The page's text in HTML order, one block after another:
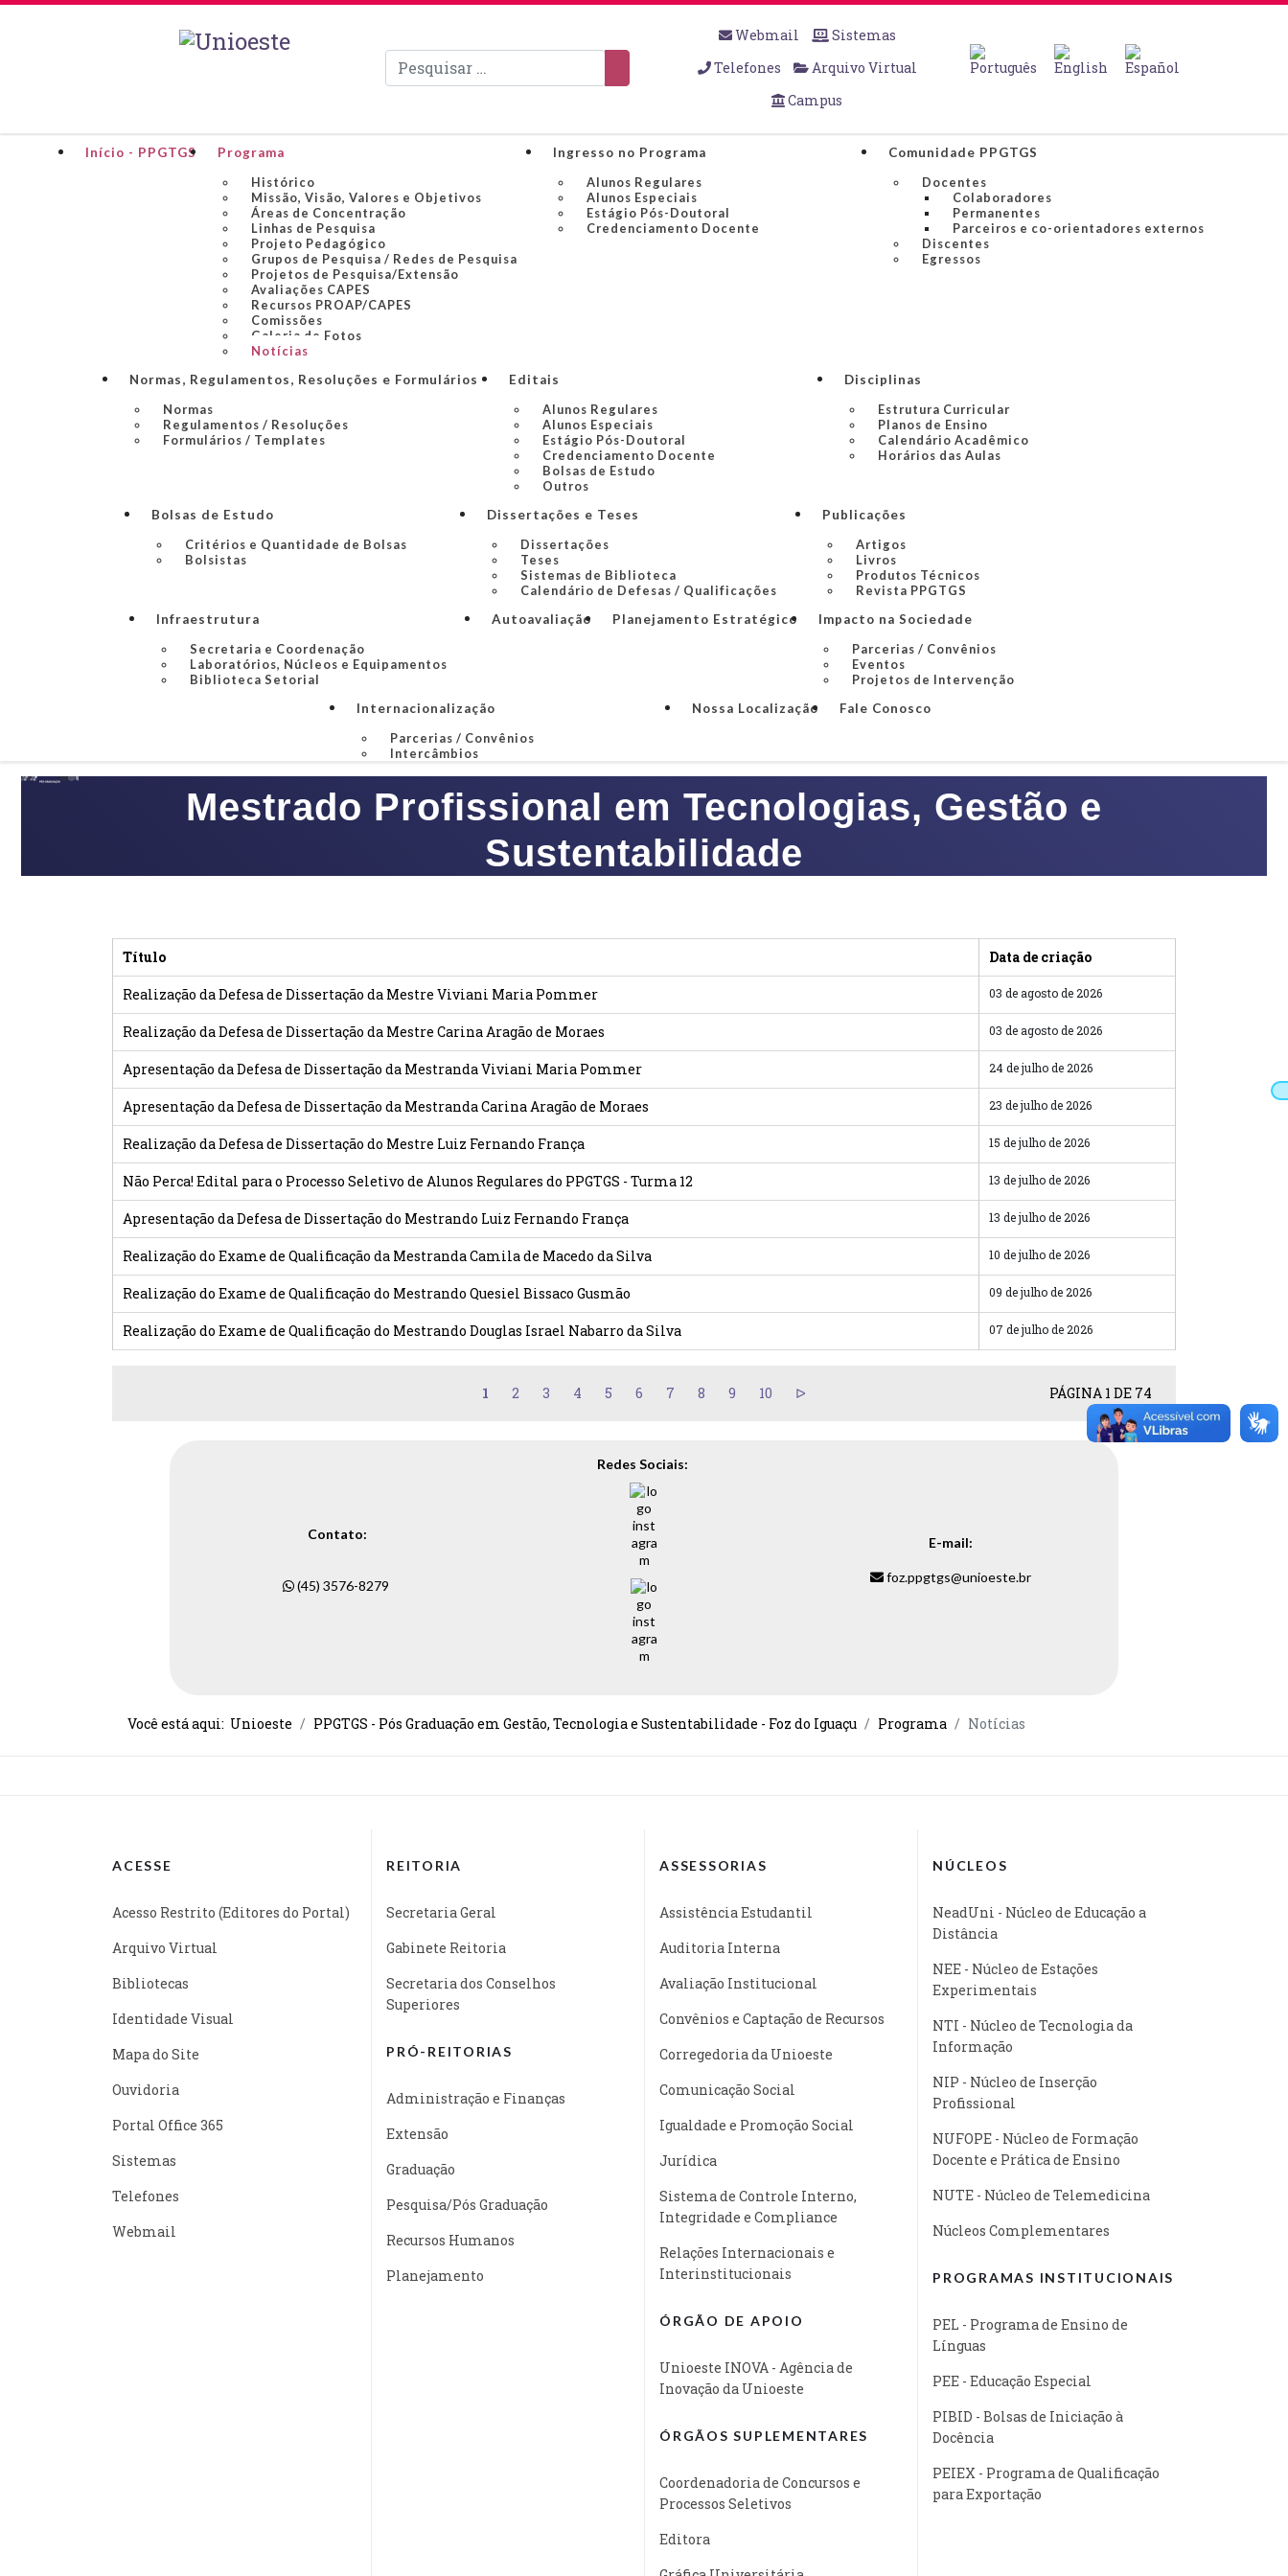
Pesquisar
Webmail
Sistemas
Telefones
Arquivo Virtual
Campus
Início - PPGTGS
Programa
Histórico
Missão, Visão, Valores e Objetivos
Áreas de Concentração
Linhas de Pesquisa
Projeto Pedagógico
Grupos de Pesquisa / Redes de Pesquisa
Projetos de Pesquisa/Extensão
Avaliações CAPES
Recursos PROAP/CAPES
Comissões
Galeria de Fotos
Notícias
Ingresso no Programa
Alunos Regulares
Alunos Especiais
Estágio Pós-Doutoral
Credenciamento Docente
Comunidade PPGTGS
Docentes
Colaboradores
Permanentes
Parceiros e co-orientadores externos
Discentes
Egressos
Normas, Regulamentos, Resoluções e Formulários
Normas
Regulamentos / Resoluções
Formulários / Templates
Editais
Alunos Regulares
Alunos Especiais
Estágio Pós-Doutoral
Credenciamento Docente
Bolsas de Estudo
Outros
Disciplinas
Estrutura Curricular
Planos de Ensino
Calendário Acadêmico
Horários das Aulas
Bolsas de Estudo
Critérios e Quantidade de Bolsas
Bolsistas
Dissertações e Teses
Dissertações
Teses
Sistemas de Biblioteca
Calendário de Defesas / Qualificações
Publicações
Artigos
Livros
Produtos Técnicos
Revista PPGTGS
Infraestrutura
Secretaria e Coordenação
Laboratórios, Núcleos e Equipamentos
Biblioteca Setorial
Autoavaliação Planejamento Estratégico
Impacto na Sociedade
Parcerias / Convênios
Eventos
Projetos de Intervenção
Internacionalização
Parcerias / Convênios
Intercâmbios
Nossa Localização Fale Conosco
Mestrado Profissional em Tecnologias, Gestão e
Sustentabilidade
Título Data de criação
Realização da Defesa de Dissertação da Mestre Viviani Maria Pommer 03 de agosto de 2026
Realização da Defesa de Dissertação da Mestre Carina Aragão de Moraes 03 de agosto de 2026
Apresentação da Defesa de Dissertação da Mestranda Viviani Maria Pommer 24 de julho de 2026
Apresentação da Defesa de Dissertação da Mestranda Carina Aragão de Moraes 23 de julho de 2026
Realização da Defesa de Dissertação do Mestre Luiz Fernando França 15 de julho de 2026
Não Perca! Edital para o Processo Seletivo de Alunos Regulares do PPGTGS - Turma 12 13 de julho de 2026
Apresentação da Defesa de Dissertação do Mestrando Luiz Fernando França 13 de julho de 2026
Realização do Exame de Qualificação da Mestranda Camila de Macedo da Silva 10 de julho de 2026
Realização do Exame de Qualificação do Mestrando Quesiel Bissaco Gusmão 09 de julho de 2026
Realização do Exame de Qualificação do Mestrando Douglas Israel Nabarro da Silva 07 de julho de 2026
1 2 3 4 5 6 7 8 9 10 PÁGINA 1 DE 74
Contato:
(45) 3576-8279
Redes Sociais:
E-mail:
foz.ppgtgs@unioeste.br
Você está aqui: Unioeste PPGTGS - Pós Graduação em Gestão, Tecnologia e Sustentabilidade - Foz do Iguaçu Programa Notícias
ACESSE
Acesso Restrito (Editores do Portal)
Arquivo Virtual
Bibliotecas
Identidade Visual
Mapa do Site
Ouvidoria
Portal Office 365
Sistemas
Telefones
Webmail
REITORIA
Secretaria Geral
Gabinete Reitoria
Secretaria dos Conselhos
Superiores
PRÓ-REITORIAS
Administração e Finanças
Extensão
Graduação
Pesquisa/Pós Graduação
Recursos Humanos
Planejamento
ASSESSORIAS
Assistência Estudantil
Auditoria Interna
Avaliação Institucional
Convênios e Captação de Recursos
Corregedoria da Unioeste
Comunicação Social
Igualdade e Promoção Social
Jurídica
Sistema de Controle Interno,
Integridade e Compliance
Relações Internacionais e
Interinstitucionais
ÓRGÃO DE APOIO
Unioeste INOVA - Agência de
Inovação da Unioeste
ÓRGÃOS SUPLEMENTARES
Coordenadoria de Concursos e
Processos Seletivos
Editora
NÚCLEOS
NeadUni - Núcleo de Educação a
Distância
NEE - Núcleo de Estações
Experimentais
NTI - Núcleo de Tecnologia da
Informação
NIP - Núcleo de Inserção
Profissional
NUFOPE - Núcleo de Formação
Docente e Prática de Ensino
NUTE - Núcleo de Telemedicina
Núcleos Complementares
PROGRAMAS INSTITUCIONAIS
PEL - Programa de Ensino de
Línguas
PEE - Educação Especial
PIBID - Bolsas de Iniciação à
Docência
PEIEX - Programa de Qualificação
para Exportação